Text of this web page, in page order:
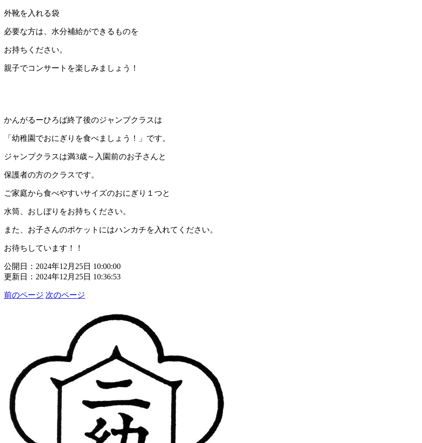
外靴を入れる袋
必要な方は、水分補給ができるものを
お持ちください。
親子でコンサートを楽しみましょう！
かんがるーひろば終了後のジャンプクラスは
「幼稚園でおにぎりを食べましょう！」です。
ジャンプクラスは満3歳～入園前のお子さんと
保護者の方のクラスです。
ご家庭から食べやすいサイズのおにぎり１つと
水筒、おしぼりをお持ちください。
また、お子さんのポケットにはハンカチを入れてください。
お待ちしています！！
公開日：2024年12月25日 10:00:00
更新日：2024年12月25日 10:36:53
前のページ 次のページ